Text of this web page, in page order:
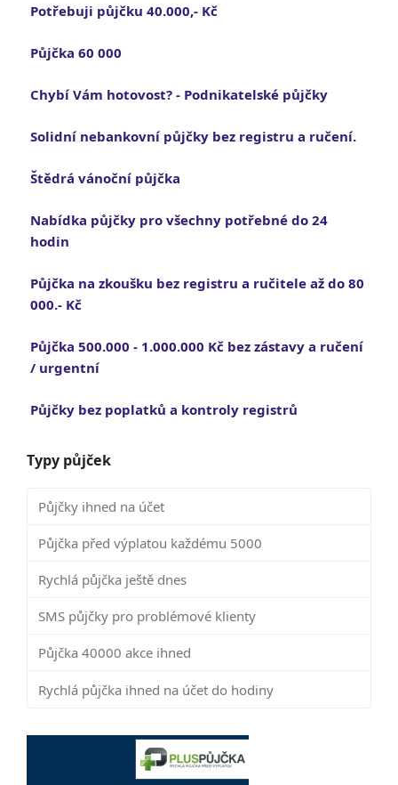
Potřebuji půjčku 40.000,- Kč
Půjčka 60 000
Chybí Vám hotovost? - Podnikatelské půjčky
Solidní nebankovní půjčky bez registru a ručení.
Štědrá vánoční půjčka
Nabídka půjčky pro všechny potřebné do 24
hodin
Půjčka na zkoušku bez registru a ručitele až do 80
000.- Kč
Půjčka 500.000 - 1.000.000 Kč bez zástavy a ručení
/ urgentní
Půjčky bez poplatků a kontroly registrů
Typy půjček
Půjčky ihned na účet
Půjčka před výplatou každému 5000
Rychlá půjčka ještě dnes
SMS půjčky pro problémové klienty
Půjčka 40000 akce ihned
Rychlá půjčka ihned na účet do hodiny